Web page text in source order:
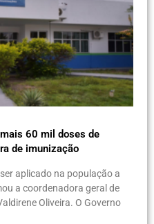
60 mil doses de
de imunização
aplicado na população a
a coordenadora geral de
Oliveira. O Governo